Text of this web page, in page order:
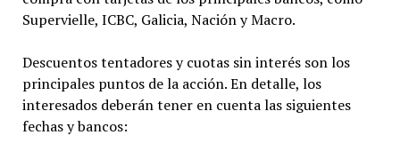
Supervielle, ICBC, Galicia, Nación y Macro.
Descuentos tentadores y cuotas sin interés son los
principales puntos de la acción. En detalle, los
interesados deberán tener en cuenta las siguientes
fechas y bancos: